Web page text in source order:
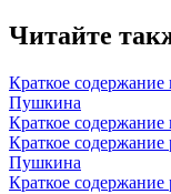
Читайте
Краткое
Пушкина
Краткое
Краткое
Пушкина
Краткое содержание